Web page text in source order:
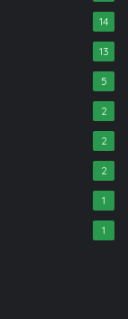
14
13
5
2
2
2
1
1